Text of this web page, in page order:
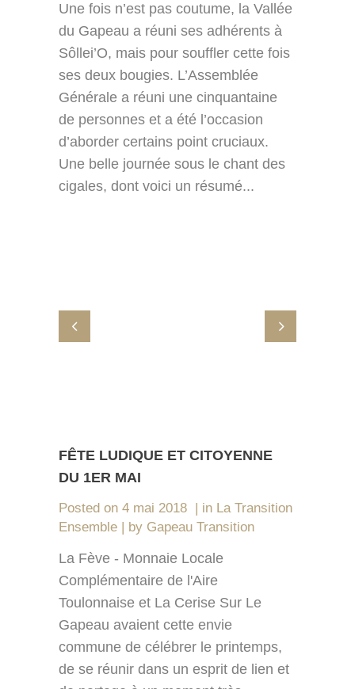
Une fois n’est pas coutume, la Vallée
du Gapeau a réuni ses adhérents à
Sôllei’O, mais pour souffler cette fois
ses deux bougies. L’Assemblée
Générale a réuni une cinquantaine
de personnes et a été l’occasion
d’aborder certains point cruciaux.
Une belle journée sous le chant des
cigales, dont voici un résumé...
FÊTE LUDIQUE ET CITOYENNE
DU 1ER MAI
Posted on 4 mai 2018 in La Transition
Ensemble
by Gapeau Transition
La Fève - Monnaie Locale
Complémentaire de l'Aire
Toulonnaise et La Cerise Sur Le
Gapeau avaient cette envie
commune de célébrer le printemps,
de se réunir dans un esprit de lien et